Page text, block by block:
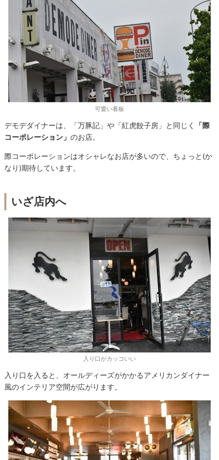
可愛い看板
デモデダイナーは、「万豚記」や「紅虎餃子房」と同じく
「際
コーポレーション」のお店。
際コーポレーションはオシャレなお店が多いので、ちょっと(か
なり)期待しています。
いざ店内へ
入り口がカッコいい
入り口を入ると、オールディーズがかかるアメリカンダイナー
風のインテリア空間が広がります。